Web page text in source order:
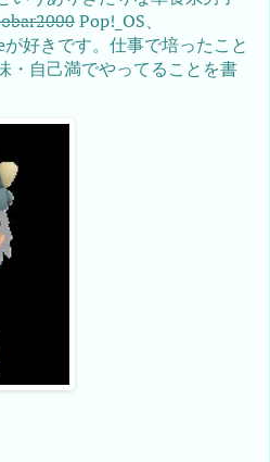
Pop!_OS、
好きです。仕事で培ったこと
・自己満でやってることを書